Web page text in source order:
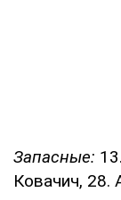
Запасные:
Ковачич, 28.